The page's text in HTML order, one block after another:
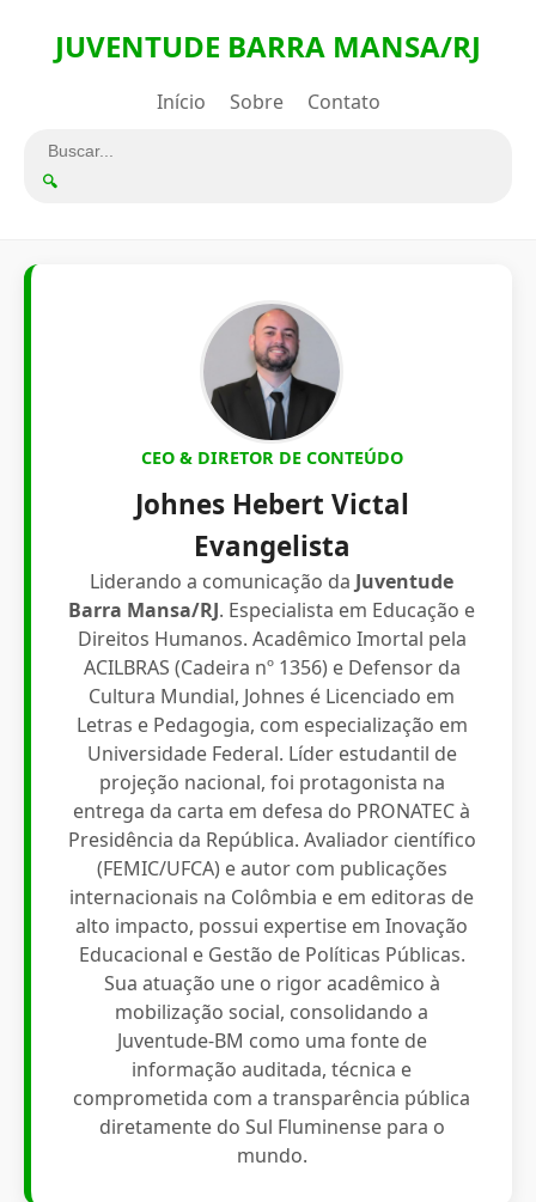
JUVENTUDE BARRA MANSA/RJ
Início Sobre Contato
🔍
CEO & DIRETOR DE CONTEÚDO
Johnes Hebert Victal
Evangelista
Liderando a comunicação da Juventude
Barra Mansa/RJ. Especialista em Educação e
Direitos Humanos. Acadêmico Imortal pela
ACILBRAS (Cadeira nº 1356) e Defensor da
Cultura Mundial, Johnes é Licenciado em
Letras e Pedagogia, com especialização em
Universidade Federal. Líder estudantil de
projeção nacional, foi protagonista na
entrega da carta em defesa do PRONATEC à
Presidência da República. Avaliador científico
(FEMIC/UFCA) e autor com publicações
internacionais na Colômbia e em editoras de
alto impacto, possui expertise em Inovação
Educacional e Gestão de Políticas Públicas.
Sua atuação une o rigor acadêmico à
mobilização social, consolidando a
Juventude-BM como uma fonte de
informação auditada, técnica e
comprometida com a transparência pública
diretamente do Sul Fluminense para o
mundo.